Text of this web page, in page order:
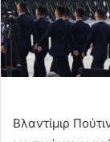
Βλαντίμιρ